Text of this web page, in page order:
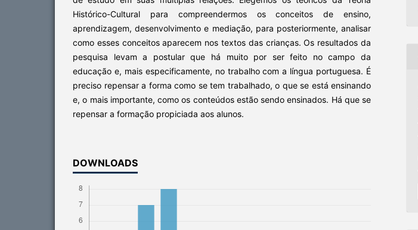
Histórico-Cultural para compreendermos os conceitos de ensino,
aprendizagem, desenvolvimento e mediação, para posteriormente, analisar
como esses conceitos aparecem nos textos das crianças. Os resultados da
pesquisa levam a postular que há muito por ser feito no campo da
educação e, mais especificamente, no trabalho com a língua portuguesa. É
preciso repensar a forma como se tem trabalhado, o que se está ensinando
e, o mais importante, como os conteúdos estão sendo ensinados. Há que se
repensar a formação propiciada aos alunos.
DOWNLOADS